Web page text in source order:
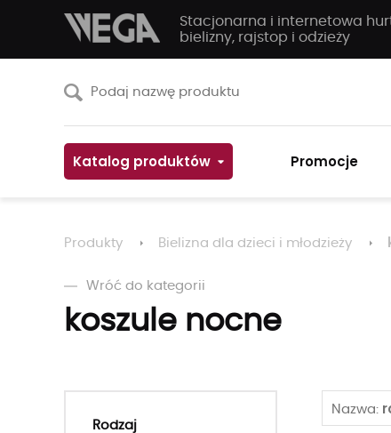
Stacjonarna i internetowa
bielizny, rajstop i odzieży
Katalog produktów Promocje
Produkty Bielizna dla dzieci i młodzieży
Wróć do kategorii
koszule nocne
Rodzaj
Nazwa: